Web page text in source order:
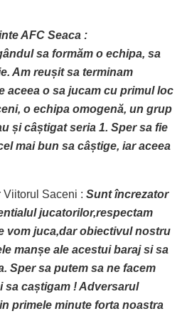
AFC Seaca :
sa formăm o echipa, sa
Am reușit sa terminam
aceea o sa jucam cu primul loc
o echipa omogenă, un grup
și câștigat seria 1. Sper sa fie
mai bun sa câștige, iar aceea
Viitorul Saceni : Sunt încrezator
jucatorilor,respectam
vom juca,dar obiectivul nostru
manșe ale acestui baraj si sa
Sper sa putem sa ne facem
caștigam ! Adversarul
primele minute forta noastra